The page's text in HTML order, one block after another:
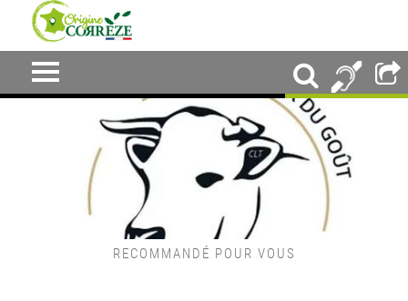
RECOMMANDÉ POUR VOUS